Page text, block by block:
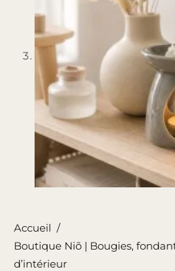
Accueil /
Boutique Niõ | Bougies,
d’intérieur